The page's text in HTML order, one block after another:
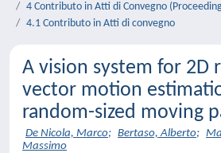
4 Contributo in Atti di Convegno
4.1 Contributo in Atti di convegno
A vision system for 2D
vector motion
random-sized moving
De Nicola, Marco; Bertaso, Alberto;
Massimo